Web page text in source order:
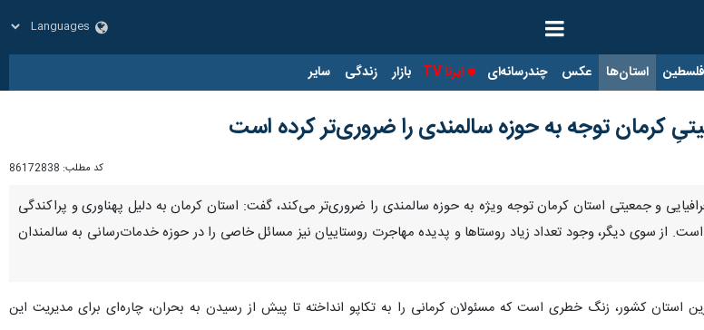
فلسطین استان‌ها عکس چندرسانه‌ای ایرنا TV بازار زندگی سایر
کرمان توجه به حوزه سالمندی را ضروری‌تر کرده است
کد مطلب: 86172838
و جمعیتی استان کرمان توجه ویژه به حوزه سالمندی را ضروری‌تر می‌کند، گفت: استان کرمان به دلیل پهناوری و پراکندگی
از سوی دیگر، وجود تعداد زیاد روستاها و پدیده مهاجرت روستاییان نیز مسائل خاصی را در حوزه خدمات‌رسانی به سالمندان
استان کشور، زنگ خطری است که مسئولان کرمانی را به تکاپو انداخته تا پیش از رسیدن به بحران، چاره‌ای برای مدیریت این